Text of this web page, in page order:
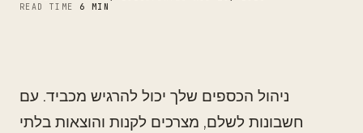
READ TIME 6 MIN
ניהול הכספים שלך יכול להרגיש מכביד. עם
חשבונות לשלם, מצרכים לקנות והוצאות בלתי